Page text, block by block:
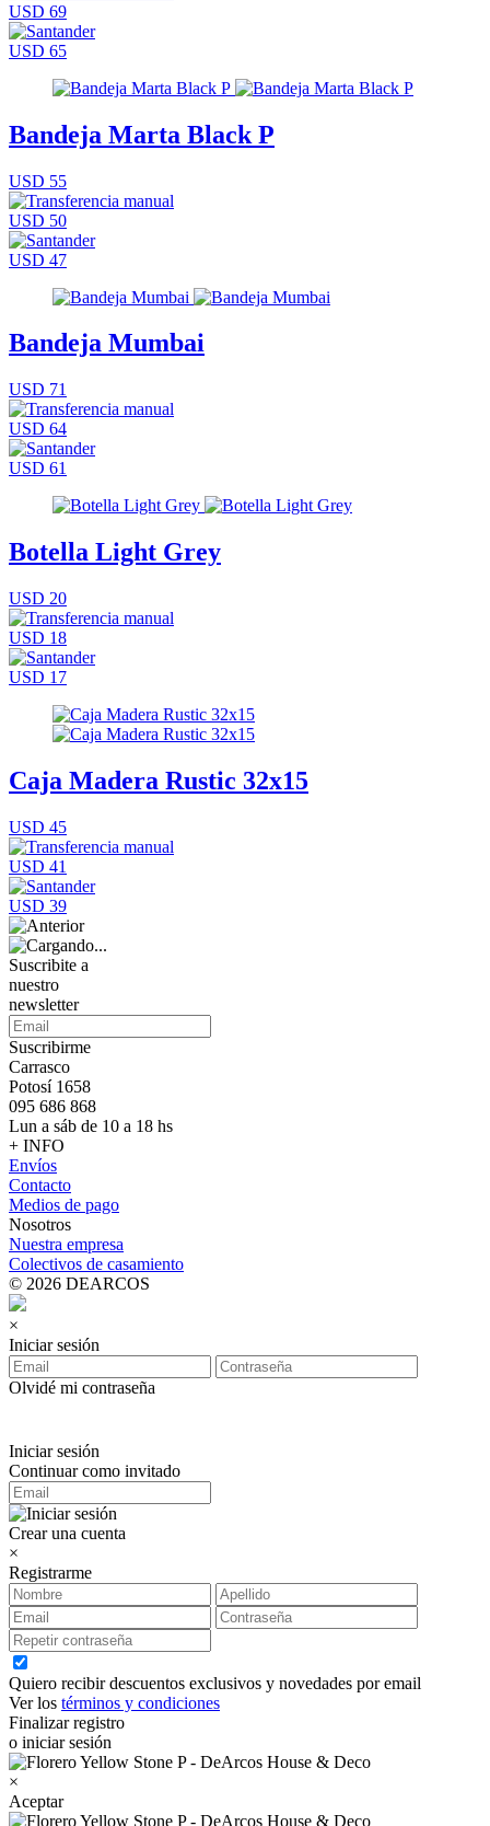
USD 69
USD 65
Bandeja Marta Black P
USD 55
USD 50
USD 47
Bandeja Mumbai
USD 71
USD 64
USD 61
Botella Light Grey
USD 20
USD 18
USD 17
Caja Madera Rustic 32x15
USD 45
USD 41
USD 39
Suscribite a
nuestro
newsletter
Suscribirme
Carrasco
Potosí 1658
095 686 868
Lun a sáb de 10 a 18 hs
+ INFO
Envíos
Contacto
Medios de pago
Nosotros
Nuestra empresa
Colectivos de casamiento
© 2026 DEARCOS
×
Iniciar sesión
Olvidé mi contraseña
Iniciar sesión
Continuar como invitado
Crear una cuenta
×
Registrarme
Quiero recibir descuentos exclusivos y novedades por email
Ver los términos y condiciones
Finalizar registro
o iniciar sesión
×
Aceptar